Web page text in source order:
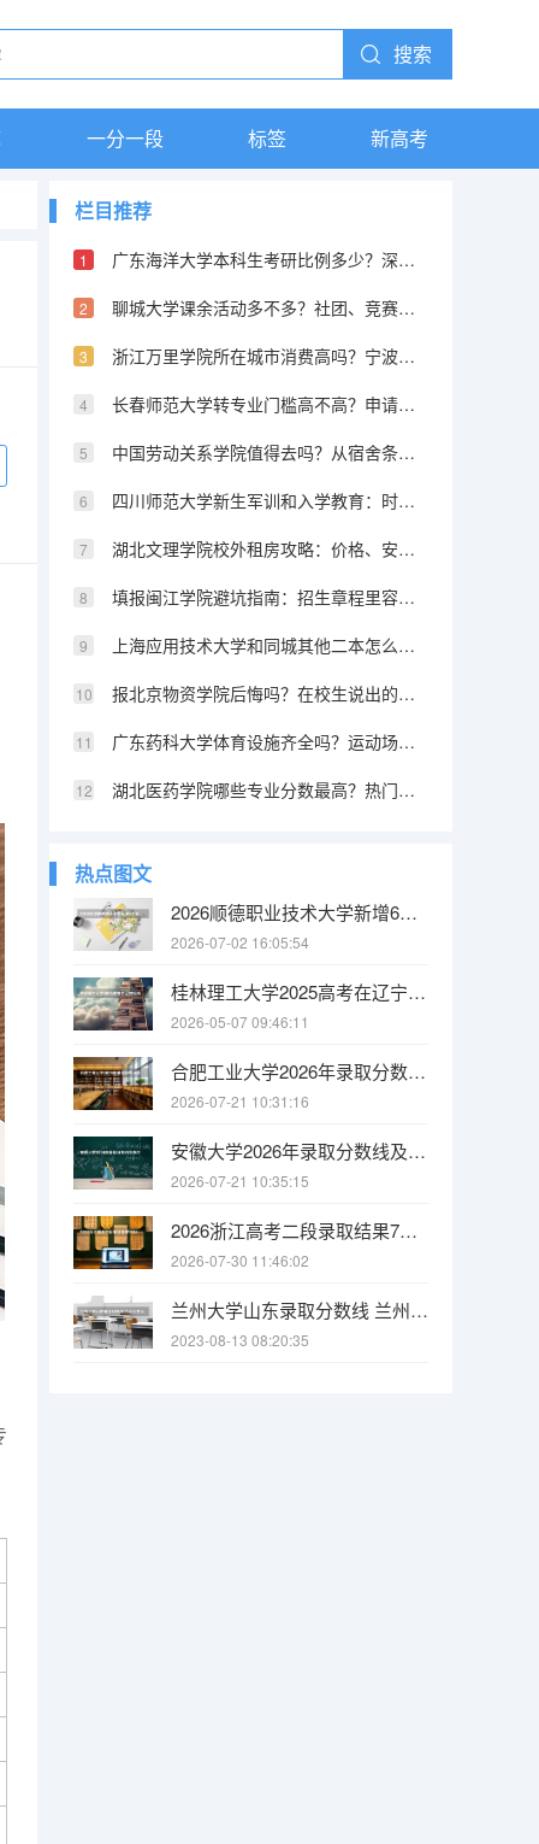
搜索
一分一段 标签 新高考
栏目推荐
广东海洋大学本科生考研比例多少？深造途径和录取院校
聊城大学课余活动多不多？社团、竞赛和学生组织资源
浙江万里学院所在城市消费高吗？宁波物价和校园生活成本
长春师范大学转专业门槛高不高？申请流程和成功率说明
中国劳动关系学院值得去吗？从宿舍条件到毕业薪资的全方位分析
四川师范大学新生军训和入学教育：时间安排和注意事项
湖北文理学院校外租房攻略：价格、安全和通勤时间对比
填报闽江学院避坑指南：招生章程里容易忽略的细节
上海应用技术大学和同城其他二本怎么选？2026年数据横向对比
报北京物资学院后悔吗？在校生说出的优缺点和就业真相
广东药科大学体育设施齐全吗？运动场和健身房条件
湖北医药学院哪些专业分数最高？热门与冷门专业分差
热点图文
2026顺德职业技术大学新增6个本科专业，95000名以内可大胆报考
2026-07-02 16:05:54
桂林理工大学2025高考在辽宁投档分数线
2026-05-07 09:46:11
合肥工业大学2026年录取分数线及新生入学指南：安徽考生物理类596分可报本部！
2026-07-21 10:31:16
安徽大学2026年录取分数线及新生入学指南：安徽考生物理类586分可报本部！
2026-07-21 10:35:15
2026浙江高考二段录取结果7月31日起查！网站、公众号、APP三种方式任选
2026-07-30 11:46:02
兰州大学山东录取分数线 兰州大学山东招生人数多少
2023-08-13 08:20:35